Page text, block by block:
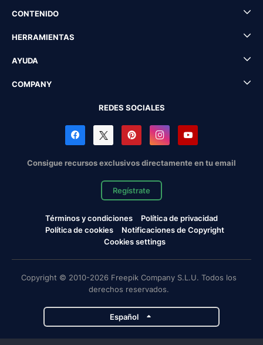
CONTENIDO
HERRAMIENTAS
AYUDA
COMPANY
REDES SOCIALES
Consigue recursos exclusivos directamente en tu email
Regístrate
Términos y condiciones
Política de privacidad
Política de cookies
Notificaciones de Copyright
Cookies settings
Copyright © 2010-2026 Freepik Company S.L.U. Todos los
derechos reservados.
Español